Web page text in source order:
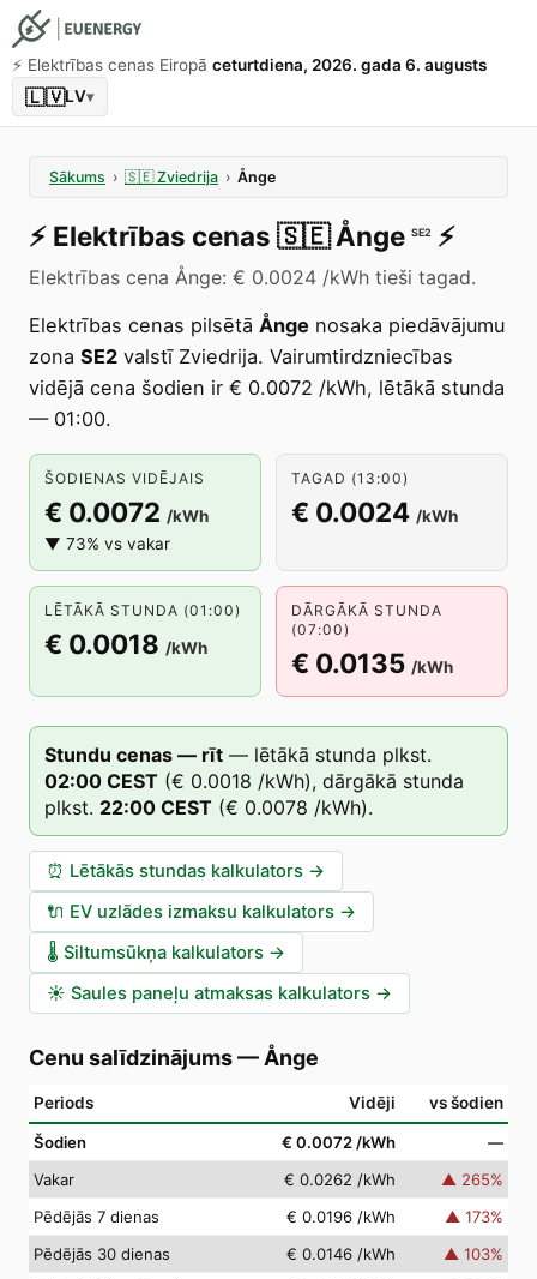
⚡️ Elektrības cenas Eiropā ceturtdiena, 2026. gada 6. augusts
🇱🇻LV▾
Sākums › 🇸🇪 Zviedrija › Ånge
⚡️ Elektrības cenas 🇸🇪 Ånge SE2 ⚡️
Elektrības cena Ånge: € 0.0024 /kWh tieši tagad.
Elektrības cenas pilsētā Ånge nosaka piedāvājumu
zona SE2 valstī Zviedrija. Vairumtirdzniecības
vidējā cena šodien ir € 0.0072 /kWh, lētākā stunda
— 01:00.
ŠODIENAS VIDĒJAIS
€ 0.0072 /kWh
▼ 73% vs vakar
TAGAD (13:00)
€ 0.0024 /kWh
LĒTĀKĀ STUNDA (01:00)
€ 0.0018 /kWh
DĀRGĀKĀ STUNDA
(07:00)
€ 0.0135 /kWh
Stundu cenas — rīt — lētākā stunda plkst.
02:00 CEST (€ 0.0018 /kWh), dārgākā stunda
plkst. 22:00 CEST (€ 0.0078 /kWh).
⏰ Lētākās stundas kalkulators →
🔌 EV uzlādes izmaksu kalkulators →
🌡️ Siltumsūkņa kalkulators →
☀️ Saules paneļu atmaksas kalkulators →
Cenu salīdzinājums— Ånge
Periods Vidēji vs šodien
Šodien € 0.0072 /kWh
—
Vakar
€ 0.0262 /kWh ▲ 265%
Pēdējās 7 dienas
€ 0.0196 /kWh ▲ 173%
Pēdējās 30 dienas
€ 0.0146 /kWh ▲ 103%